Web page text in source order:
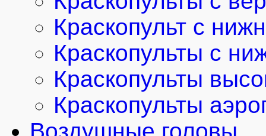
Краскопульт с
Краскопульты с
Краскопульты
Краскопульты